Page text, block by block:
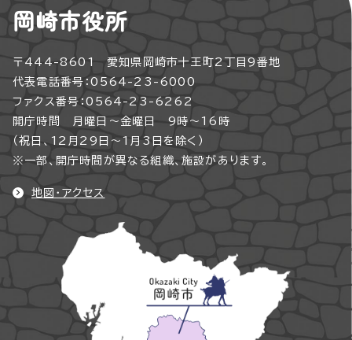
岡崎市役所
〒444-8601 愛知県岡崎市十王町2丁目9番地
代表電話番号：0564-23-6000
ファクス番号：0564-23-6262
開庁時間 月曜日～金曜日 9時～16時
（祝日、12月29日～1月3日を除く）
※一部、開庁時間が異なる組織、施設があります。
地図・アクセス